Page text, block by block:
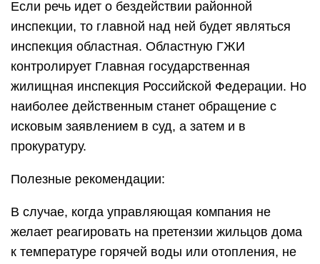
Если речь идет о бездействии районной
инспекции, то главной над ней будет являться
инспекция областная. Областную ГЖИ
контролирует Главная государственная
жилищная инспекция Российской Федерации. Но
наиболее действенным станет обращение с
исковым заявлением в суд, а затем и в
прокуратуру.
Полезные рекомендации:
В случае, когда управляющая компания не
желает реагировать на претензии жильцов дома
к температуре горячей воды или отопления, не